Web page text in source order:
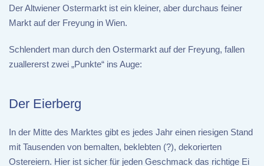
Der Altwiener Ostermarkt ist ein kleiner, aber durchaus feiner
Markt auf der Freyung in Wien.
Schlendert man durch den Ostermarkt auf der Freyung, fallen
zuallererst zwei „Punkte“ ins Auge:
Der Eierberg
In der Mitte des Marktes gibt es jedes Jahr einen riesigen Stand
mit Tausenden von bemalten, beklebten (?), dekorierten
Ostereiern. Hier ist sicher für jeden Geschmack das richtige Ei